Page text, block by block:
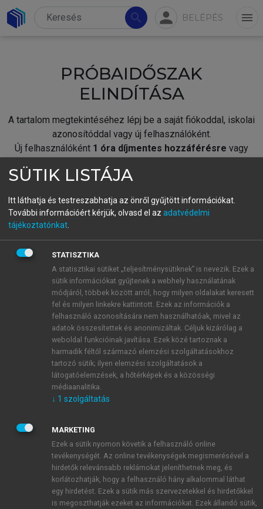
search person BELÉPÉS menu
PRÓBAIDŐSZAK
ELINDÍTÁSA
A tartalom megtekintéséhez lépj be a saját fiókoddal, iskolai
azonosítóddal vagy új felhasználóként.
Új felhasználóként 1 óra díjmentes hozzáférésre vagy
fiókoddal,vagy hozz létre új fiókot.
A regisztráció után apróbaidőszakautomatikusan
BELÉPÉS SAJÁT FIÓKKAL
ÚJ FIÓK LÉTREHOZÁSA
1 óra díjmentes hozzáférés
E-MAIL-CÍM
JELSZÓ
JELSZÓ ÚJRA
SÜTIK LISTÁJA
Itt láthatja és testreszabhatja az önről gyűjtött információkat.
További információért kérjük, olvasd el az adatvédelmi
tájékoztatónkat
STATISZTIKA
A statisztikai sütiket „teljesítménysütiknek” is nevezik. Ezek a
sütik információkat gyűjtenek a webhely használatának
módjáról, többek között arról, hogy milyen oldalakat keresett
fel és milyen linkekre kattintott. Ezek az információk a
felhasználó azonosítására nem használhatóak, mivel az
adatok összesítettek és anonimizáltak. Céljuk kizárólag a
weboldal funkcióinak javítása. Ezek közé tartoznak a
harmadik féltől származó elemzési szolgáltatásokhoz
tartozó sütik; ilyen elemzési szolgáltatások a
látogatóelemzések, a hőtérképek és a közösségi
médiaanalitika.
↓ 1 szolgáltatás
MARKETING
Ezek a sütik nyomon követik a felhasználó online
tevékenységét. Az online tevékenységek megismerésével a
hirdetők relevánsabb reklámokat jeleníthetnek meg, és
korlátozhatják, hogy a felhasználó hány alkalommal láthat
egy hirdetést. Ezek a sütik más szervezetekkel és hirdetőkkel
is megoszthatják ezeket az információkat. Ezek állandó sütik,